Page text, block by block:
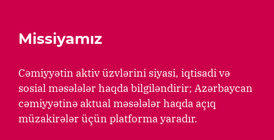
Missiyamız
Cəmiyyətin aktiv üzvlərini siyasi, iqtisadi və
sosial məsələlər haqda bilgiləndirir; Azərbaycan
cəmiyyətinə aktual məsələlər haqda açıq
müzakirələr üçün platforma yaradır.